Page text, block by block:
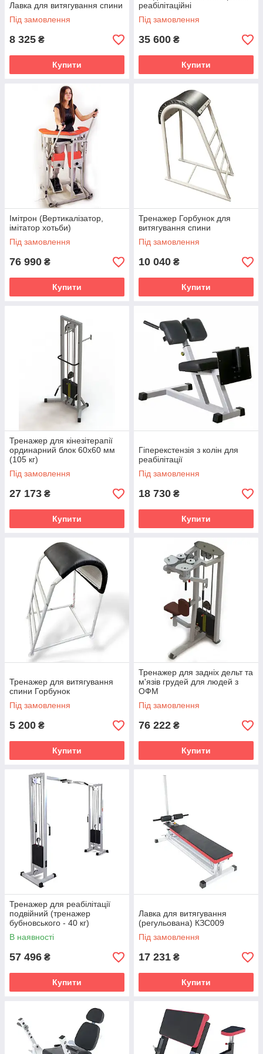
Лавка для витягування спини
Під замовлення
8 325 ₴
Купити
реабілітаційні
Під замовлення
35 600 ₴
Купити
Імітрон (Вертикалізатор,
імітатор хотьби)
Під замовлення
76 990 ₴
Купити
Тренажер Горбунок для
витягування спини
Під замовлення
10 040 ₴
Купити
Тренажер для кінезітерапії
ординарний блок 60х60 мм
(105 кг)
Під замовлення
27 173 ₴
Купити
Гіперекстензія з колін для
реабілітації
Під замовлення
18 730 ₴
Купити
Тренажер для витягування
спини Горбунок
Під замовлення
5 200 ₴
Купити
Тренажер для задніх дельт та
м'язів грудей для людей з
ОФМ
Під замовлення
76 222 ₴
Купити
Тренажер для реабілітації
подвійний (тренажер
бубновського - 40 кг)
В наявності
57 496 ₴
Купити
Лавка для витягування
(регульована) КЗС009
Під замовлення
17 231 ₴
Купити